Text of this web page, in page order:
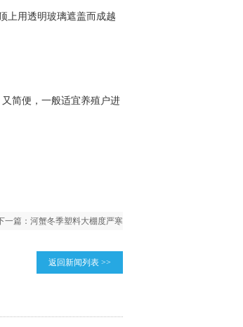
用透明玻璃遮盖而成越
简便，一般适宜养殖户进
一篇： 河蟹冬季塑料大棚度严寒
返回新闻列表 >>